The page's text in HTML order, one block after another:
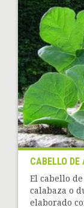
CABELLO DE
El cabello
calabaza o
elaborado